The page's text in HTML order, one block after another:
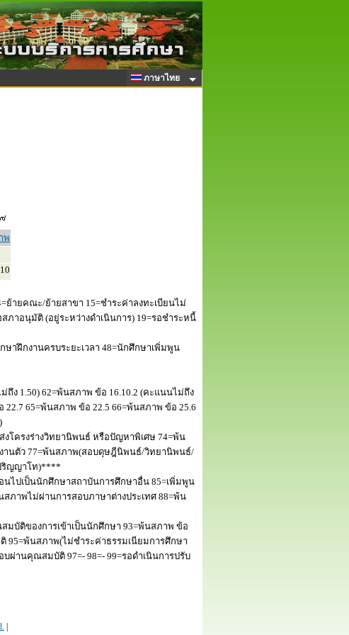
ภาษาไทย
พ
10
ย้ายคณะ/ย้ายสาขา 15=ชำระค่าลงทะเบียนไม่
าอนุมัติ (อยู่ระหว่างดำเนินการ) 19=รอชำระหนี้
ษาฝึกงานครบระยะเวลา 48=นักศึกษาเพิ่มพูน
ง 1.50) 62=พ้นสภาพ ข้อ 16.10.2 (คะแนนไม่ถึง
22.7 65=พ้นสภาพ ข้อ 22.5 66=พ้นสภาพ ข้อ 25.6
งโครงร่างวิทยานิพนธ์ หรือปัญหาพิเศษ 74=พ้น
านตัว 77=พ้นสภาพ(สอบดุษฎีนิพนธ์/วิทยานิพนธ์/
ริญญาโท)****
นไปเป็นนักศึกษาสถาบันการศึกษาอื่น 85=เพิ่มพูน
ภาพไม่ผ่านการสอบภาษาต่างประเทศ 88=พ้น
บัติของการเข้าเป็นนักศึกษา 93=พ้นสภาพ ข้อ
95=พ้นสภาพ(ไม่ชำระค่าธรรมเนียมการศึกษา
ผ่านคุณสมบัติ 97=- 98=- 99=รอดำเนินการปรับ